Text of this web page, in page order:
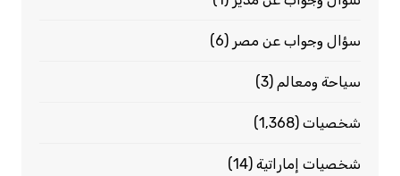
سؤال وجواب عن مصر (6)
سياحة ومعالم (3)
شخصيات(1٬368)
شخصيات إماراتية(14)